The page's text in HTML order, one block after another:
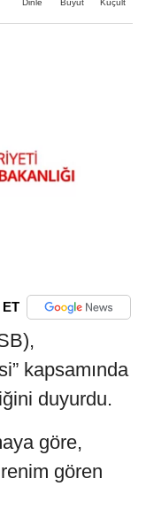
Dinle Büyüt Küçült
kapsamında
duyurdu.
göre,
gören